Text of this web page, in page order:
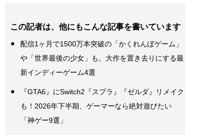
この記者は、他にもこんな記事を書いています
配信1ヶ月で1500万本突破の「かくれんぼゲーム」
や「世界最後の少女」も。大作を置き去りにする最
新インディーゲーム4選
『GTA6』にSwitch2『スプラ』『ゼルダ』リメイク
も！2026年下半期、ゲーマーなら絶対遊びたい
「神ゲー9選」